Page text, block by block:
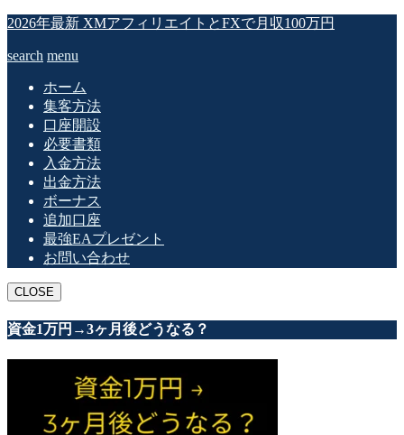
2026年最新 XMアフィリエイトとFXで月収100万円
search menu
ホーム
集客方法
口座開設
必要書類
入金方法
出金方法
ボーナス
追加口座
最強EAプレゼント
お問い合わせ
CLOSE
資金1万円→3ヶ月後どうなる？